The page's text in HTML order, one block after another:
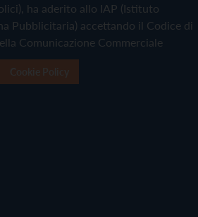
ha aderito allo IAP (Istituto
Pubblicitaria) accettando il Codice di
Comunicazione Commerciale